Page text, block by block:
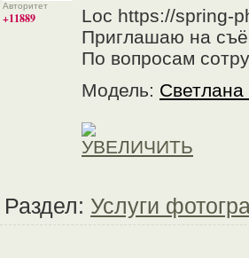
Авторитет
+11889
Loc https://spring-
Приглашаю на
По вопросам
Модель: Светлана
Раздел: Услуги